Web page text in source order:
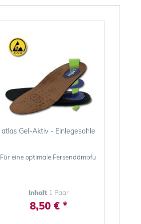
atlas Gel-Aktiv - Einlegesohle
Für eine optimale Fersendämpfung bei Atlas
Inhalt 1 Paar
8,50 € *